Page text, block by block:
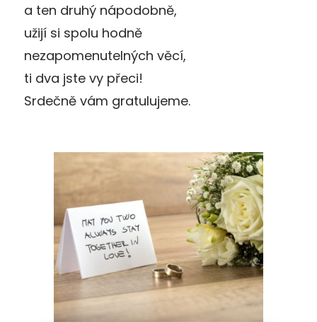
a ten druhý nápodobně,
užijí si spolu hodně
nezapomenutelných věcí,
ti dva jste vy přeci!
Srdečně vám gratulujeme.